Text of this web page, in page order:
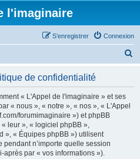
l'imaginaire
Connexion
S’enregistrer
de confidentialité
« L'Appel de l'imaginaire » et ses
« nous », « notre », « nos », « L'Appel
forumimaginaire ») et phpBB
leur », « logiciel phpBB »,
», « Équipes phpBB ») utilisent
pendant n’importe quelle session
après par « vos informations »).